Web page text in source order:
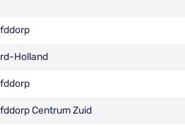
Holland
Centrum Zuid